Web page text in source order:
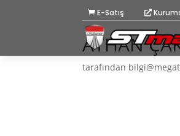
E-Satış
AYHAN
tarafından